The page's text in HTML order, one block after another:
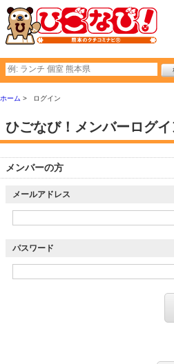
ホーム ログイン
ひごなび！メンバーログイ
メンバーの方
メールアドレス
パスワード